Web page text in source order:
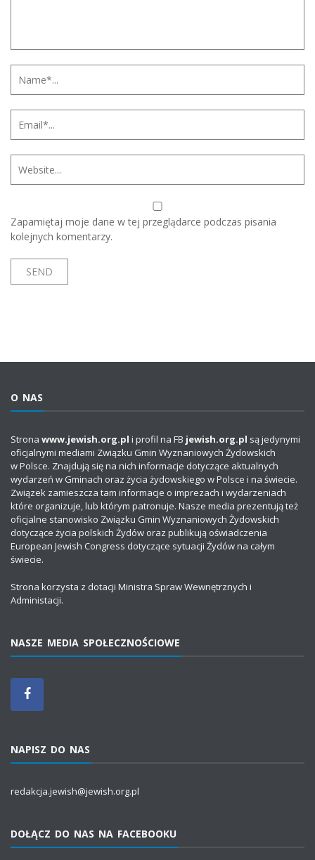
Zapamiętaj moje dane w tej przeglądarce podczas pisania
kolejnych komentarzy.
O NAS
Strona www.jewish.org.pl i profil na FB jewish.org.pl są jedynymi
oficjalnymi mediami Związku Gmin Wyznaniowych Żydowskich
w Polsce. Znajdują się na nich informacje dotyczące aktualnych
wydarzeń w Gminach oraz życia żydowskiego w Polsce i na świecie.
Związek zamieszcza tam informacje o imprezach i wydarzeniach
które organizuje, lub którym patronuje. Nasze media prezentują też
oficjalne stanowisko Związku Gmin Wyznaniowych Żydowskich
dotyczące życia polskich Żydów oraz publikują oświadczenia
European Jewish Congress dotyczące sytuacji Żydów na całym
świecie.
Strona korzysta z dotacji Ministra Spraw Wewnętrznych i
Administacji.
NASZE MEDIA SPOŁECZNOŚCIOWE
NAPISZ DO NAS
redakcja.jewish@jewish.org.pl
DOŁĄCZ DO NAS NA FACEBOOKU